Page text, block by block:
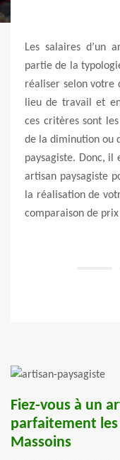
Les salaires d’un
partie de la
réaliser selon votre
lieu de travail et
ces critères sont
de la diminution ou
paysagiste. Donc,
artisan paysagiste
la réalisation de
comparaison de
Fiez-vous à un
parfaitement les
Massoins